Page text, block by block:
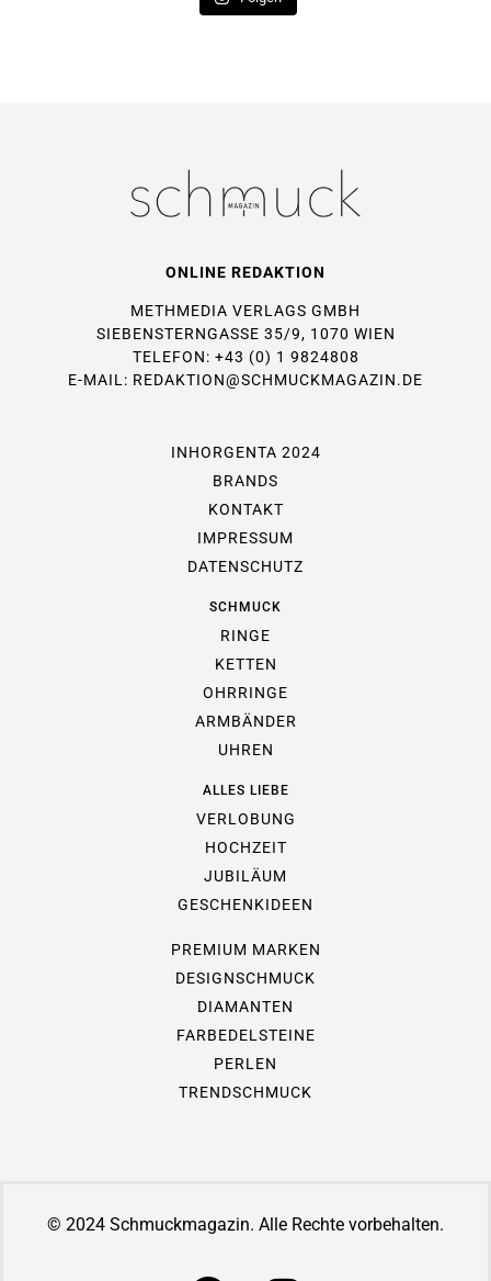
ONLINE REDAKTION
METHMEDIA VERLAGS GMBH
SIEBENSTERNGASSE 35/9, 1070 WIEN
TELEFON: +43 (0) 1 9824808
E-MAIL: REDAKTION@SCHMUCKMAGAZIN.DE
INHORGENTA 2024
BRANDS
KONTAKT
IMPRESSUM
DATENSCHUTZ
SCHMUCK
RINGE
KETTEN
OHRRINGE
ARMBÄNDER
UHREN
ALLES LIEBE
VERLOBUNG
HOCHZEIT
JUBILÄUM
GESCHENKIDEEN
PREMIUM MARKEN
DESIGNSCHMUCK
DIAMANTEN
FARBEDELSTEINE
PERLEN
TRENDSCHMUCK
© 2024 Schmuckmagazin. Alle Rechte vorbehalten.